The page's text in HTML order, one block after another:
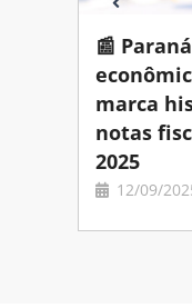
📰
marca
notas
2025
12/09/